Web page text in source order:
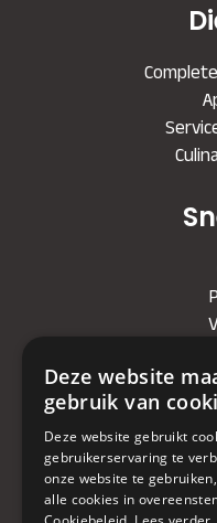
IBAN :
BIC :
Deze website
gebruik van
Deze website gebruikt
gebruikerservaring te
onze website te
alle cookies in